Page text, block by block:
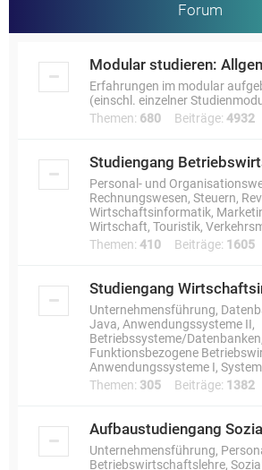
Forum
Modular studieren:
Erfahrungen im modular
(einschl. einzelner
Themen: 680 Beiträge: 4932
Studiengang
Personal- und
Rechnungswesen, Steuern,
Wirtschaftsinformatik,
Wirtschaft, Touristik,
Themen: 410 Beiträge: 1605
Studiengang
Unternehmensführung,
Java, Anwendungssysteme II,
Betriebssysteme/Datenbanken,
Funktionsbezogene
Anwendungssysteme I,
Themen: 305 Beiträge: 1382
Aufbaustudiengang
Unternehmensführung,
Betriebswirtschaftslehre,